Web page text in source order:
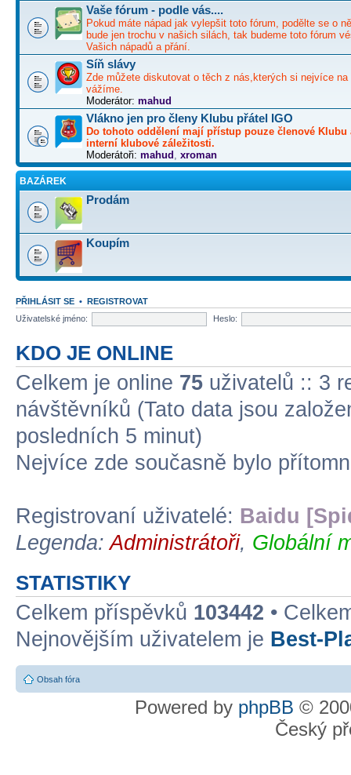
Vaše fórum - podle vás....
Pokud máte nápad jak vylepšit toto fórum, podělte se o
bude jen trochu v našich silách, tak budeme toto fórum
Vašich nápadů a přání.
Síň slávy
Zde můžete diskutovat o těch z nás,kterých si nejvíce na
vážíme.
Moderátor: mahud
Vlákno jen pro členy Klubu přátel IGO
Do tohoto oddělení mají přístup pouze členové Klubu
interní klubové záležitosti.
Moderátoři: mahud xroman
BAZÁREK
Prodám
Koupím
PŘIHLÁSIT SE • REGISTROVAT
Uživatelské jméno:
Heslo:
KDO JE ONLINE
Celkem je online 75 uživatelů :: 3
návštěvníků (Tato data jsou
posledních 5 minut)
Nejvíce zde současně bylo
Registrovaní uživatelé: Baidu
Legenda:Administrátoři, Globální
STATISTIKY
Celkem příspěvků 103442 •
Nejnovějším uživatelem je Best-
Obsah fóra
Powered by phpBB ©
Český